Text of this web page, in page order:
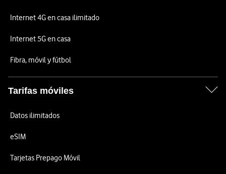
Internet 4G en casa ilimitado
Internet 5G en casa
Fibra, móvil y fútbol
Tarifas móviles
Datos ilimitados
eSIM
Tarjetas Prepago Móvil